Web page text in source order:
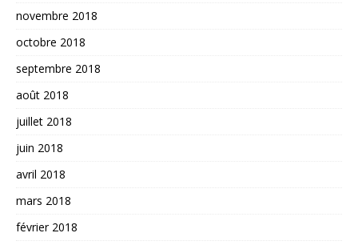
novembre 2018
octobre 2018
septembre 2018
août 2018
juillet 2018
juin 2018
avril 2018
mars 2018
février 2018